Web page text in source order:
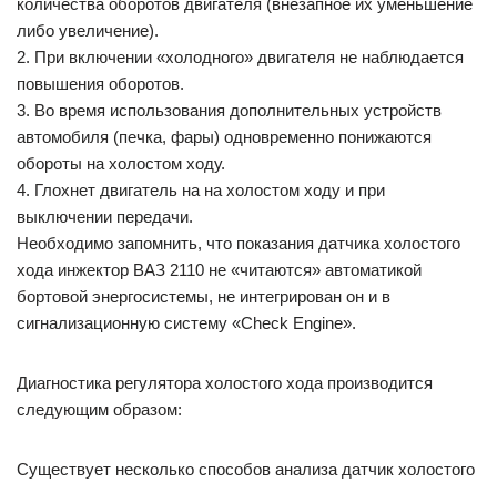
количества оборотов двигателя (внезапное их уменьшение
либо увеличение).
2. При включении «холодного» двигателя не наблюдается
повышения оборотов.
3. Во время использования дополнительных устройств
автомобиля (печка, фары) одновременно понижаются
обороты на холостом ходу.
4. Глохнет двигатель на на холостом ходу и при
выключении передачи.
Необходимо запомнить, что показания датчика холостого
хода инжектор ВАЗ 2110 не «читаются» автоматикой
бортовой энергосистемы, не интегрирован он и в
сигнализационную систему «Check Engine».
Диагностика регулятора холостого хода производится
следующим образом:
Существует несколько способов анализа датчик холостого